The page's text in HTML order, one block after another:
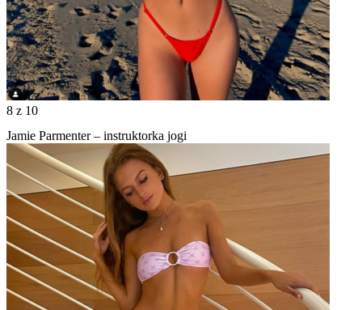
8 z 10
Jamie Parmenter – instruktorka jogi